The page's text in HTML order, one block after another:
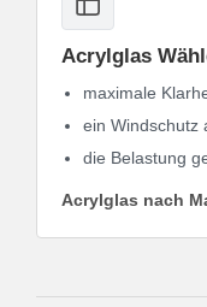
Acrylglas
maximale
ein Windschutz
die Belastung
Acrylglas nach